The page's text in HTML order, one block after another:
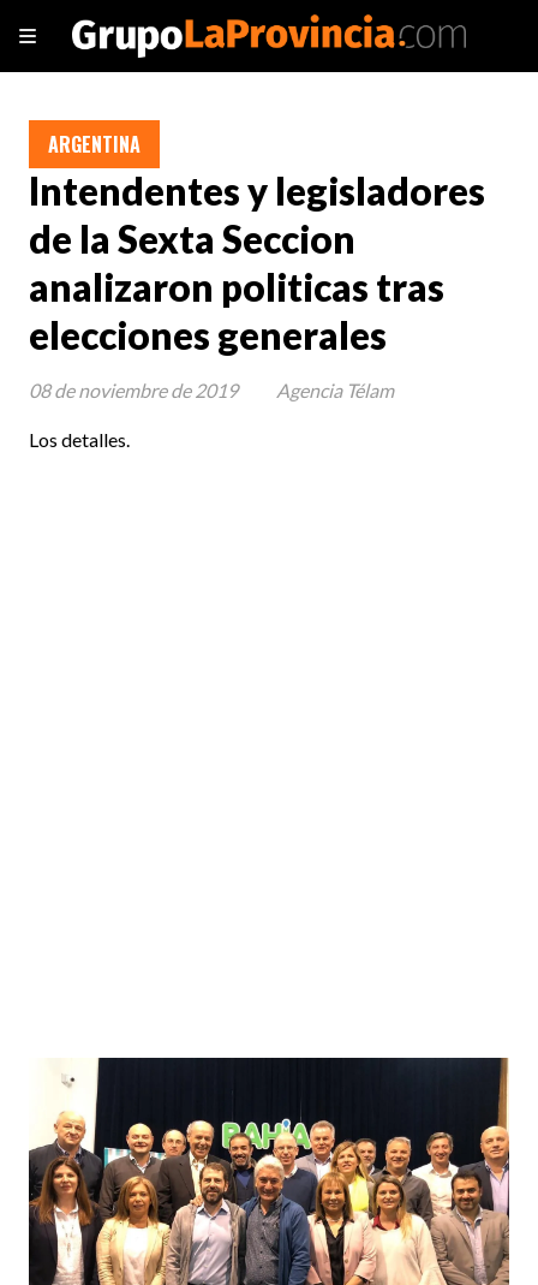
Intendentes y legisladores
de la Sexta Seccion
analizaron politicas tras
elecciones generales
Los detalles.
ARGENTINA
08 de noviembre de 2019 Agencia Télam